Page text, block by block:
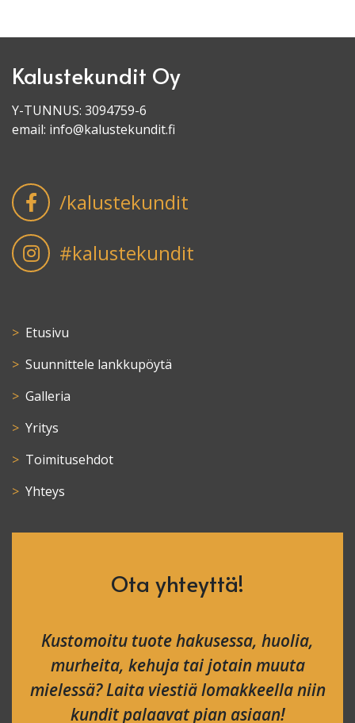
Kalustekundit Oy
Y-TUNNUS: 3094759-6
email: info@kalustekundit.fi
/kalustekundit
#kalustekundit
Etusivu
Suunnittele lankkupöytä
Galleria
Yritys
Toimitusehdot
Yhteys
Ota yhteyttä!
Kustomoitu tuote hakusessa, huolia,
murheita, kehuja tai jotain muuta
mielessä? Laita viestiä lomakkeella niin
kundit palaavat pian asiaan!